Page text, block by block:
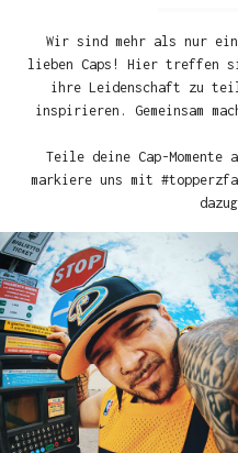
Wir sind mehr als nur
lieben Caps! Hier treffen
ihre Leidenschaft zu
inspirieren. Gemeinsam
Teile deine Cap-Momente
markiere uns mit